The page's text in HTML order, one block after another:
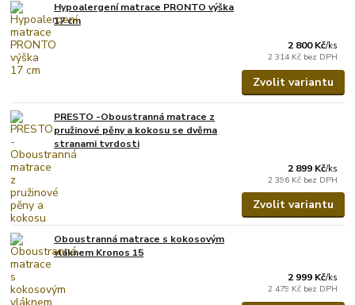
Hypoalergení matrace PRONTO výška
17 cm
2 800 Kč/ks
2 314 Kč bez DPH
Zvolit variantu
PRESTO -Oboustranná matrace z
pružinové pěny a kokosu se dvěma
stranami tvrdosti
2 899 Kč/ks
2 396 Kč bez DPH
Zvolit variantu
Oboustranná matrace s kokosovým
vláknem Kronos 15
2 999 Kč/ks
2 479 Kč bez DPH